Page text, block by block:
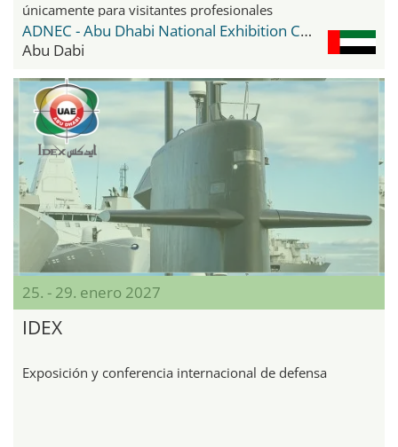
únicamente para visitantes profesionales
ADNEC - Abu Dhabi National Exhibition Center
Abu Dabi
25. - 29. enero 2027
IDEX
Exposición y conferencia internacional de defensa